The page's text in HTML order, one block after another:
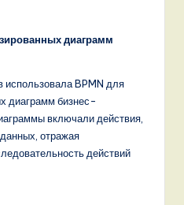
диаграмм
BPMN для
диаграмм бизнес-
включали действия,
отражая
действий